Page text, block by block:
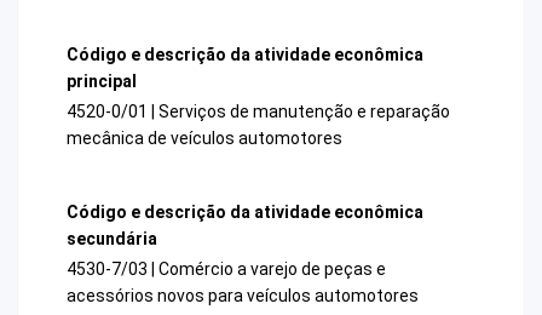
Código e descrição da atividade econômica
principal
4520-0/01 | Serviços de manutenção e reparação
mecânica de veículos automotores
Código e descrição da atividade econômica
secundária
4530-7/03 | Comércio a varejo de peças e
acessórios novos para veículos automotores